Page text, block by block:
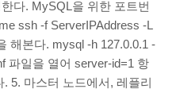
다. MySQL을 위한 포트번
ssh -f ServerIPAddress -L
해본다. mysql -h 127.0.0.1 -
파일을 열어 server-id=1 항
5. 마스터 노드에서, 레플리